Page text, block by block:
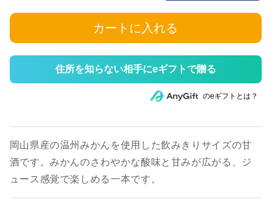
カートに入れる
住所を知らない相手にeギフトで贈る
のeギフトとは？
岡山県産の温州みかんを使用した飲みきりサイズの甘
酒です。みかんのさわやかな酸味と甘みが広がる、ジ
ュース感覚で楽しめる一本です。